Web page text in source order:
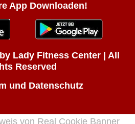
App Downloaden!
Lady Fitness Center | All
Reserved
und Datenschutz
von Real Cookie Banner